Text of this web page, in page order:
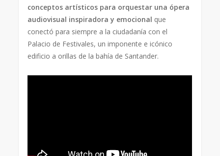
conceptos artísticos para orquestar una ópera
audiovisual inspiradora y emocional que
conectó para siempre a la ciudadanía con el
Palacio de Festivales, un imponente e icónico
edificio a orillas de la bahía de Santander.